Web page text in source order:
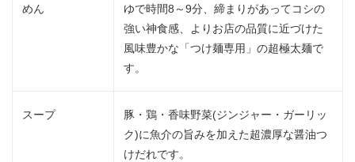
めん
ゆで時間8～9分、締まりがあってコシの
強い神食感、よりお店の品質に近づけた
風味豊かな「つけ麺専用」の超極太麺で
す。
スープ
豚・鶏・香味野菜(ジンジャー・ガーリッ
ク)に魚介の旨みを加えた超濃厚な醤油つ
けだれです。